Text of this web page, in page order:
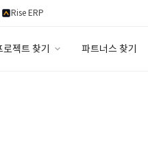
Rise ERP
로젝트 찾기 파트너스 찾기